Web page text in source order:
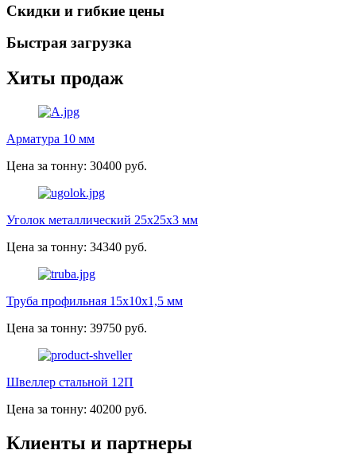
Скидки и гибкие цены
Быстрая загрузка
Хиты продаж
Арматура 10 мм
Цена за тонну: 30400 руб.
Уголок металлический 25х25х3 мм
Цена за тонну: 34340 руб.
Труба профильная 15х10х1,5 мм
Цена за тонну: 39750 руб.
Швеллер стальной 12П
Цена за тонну: 40200 руб.
Клиенты и партнеры